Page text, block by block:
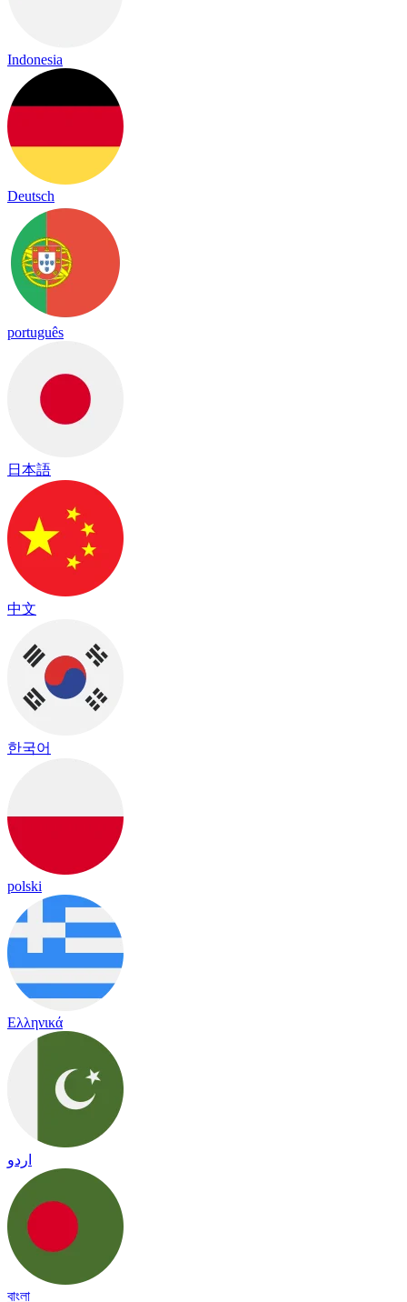
Indonesia
Deutsch
português
日本語
中文
한국어
polski
Ελληνικά
اردو
বাংলা